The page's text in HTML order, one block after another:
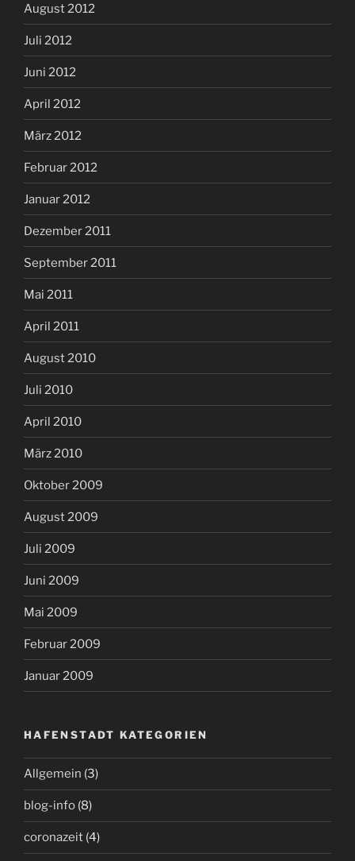
August 2012
Juli 2012
Juni 2012
April 2012
März 2012
Februar 2012
Januar 2012
Dezember 2011
September 2011
Mai 2011
April 2011
August 2010
Juli 2010
April 2010
März 2010
Oktober 2009
August 2009
Juli 2009
Juni 2009
Mai 2009
Februar 2009
Januar 2009
HAFENSTADT KATEGORIEN
Allgemein (3)
blog-info (8)
coronazeit (4)